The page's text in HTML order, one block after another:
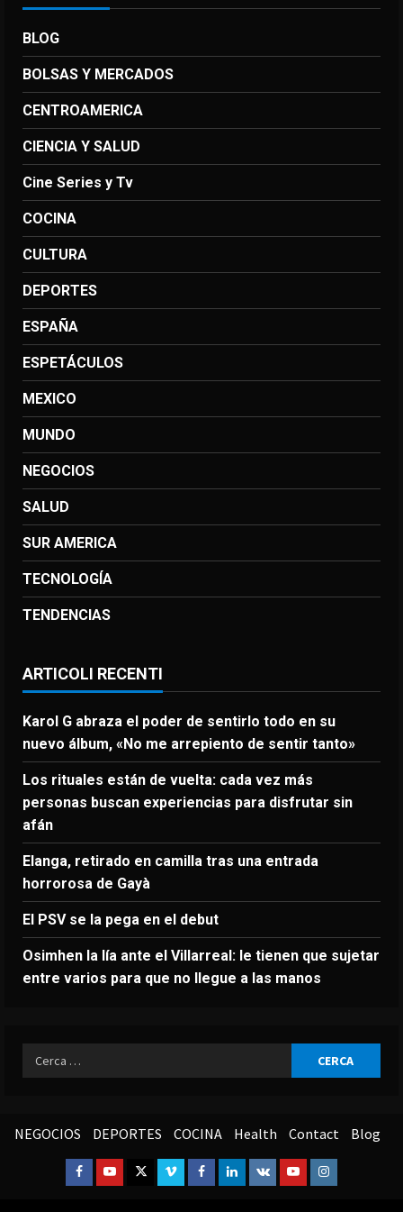
BLOG
BOLSAS Y MERCADOS
CENTROAMERICA
CIENCIA Y SALUD
Cine Series y Tv
COCINA
CULTURA
DEPORTES
ESPAÑA
ESPETÁCULOS
MEXICO
MUNDO
NEGOCIOS
SALUD
SUR AMERICA
TECNOLOGÍA
TENDENCIAS
ARTICOLI RECENTI
Karol G abraza el poder de sentirlo todo en su
nuevo álbum, «No me arrepiento de sentir tanto»
Los rituales están de vuelta: cada vez más
personas buscan experiencias para disfrutar sin
afán
Elanga, retirado en camilla tras una entrada
horrorosa de Gayà
El PSV se la pega en el debut
Osimhen la lía ante el Villarreal: le tienen que sujetar
entre varios para que no llegue a las manos
Ricerca
per:
NEGOCIOS DEPORTES COCINA Health Contact Blog
Facebook
YoutubeTwitterVimeoFacebook
Linkedin
VK YoutubeInstagram